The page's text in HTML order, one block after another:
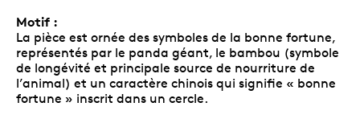
Motif :
La pièce est ornée des symboles de la bonne fortune,
représentés par le panda géant, le bambou (symbole
de longévité et principale source de nourriture de
l’animal) et un caractère chinois qui signifie « bonne
fortune » inscrit dans un cercle.